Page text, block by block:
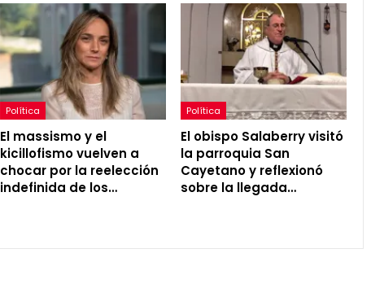
Política
El massismo y el
kicillofismo vuelven a
chocar por la reelección
indefinida de los…
Política
El obispo Salaberry visitó
la parroquia San
Cayetano y reflexionó
sobre la llegada…